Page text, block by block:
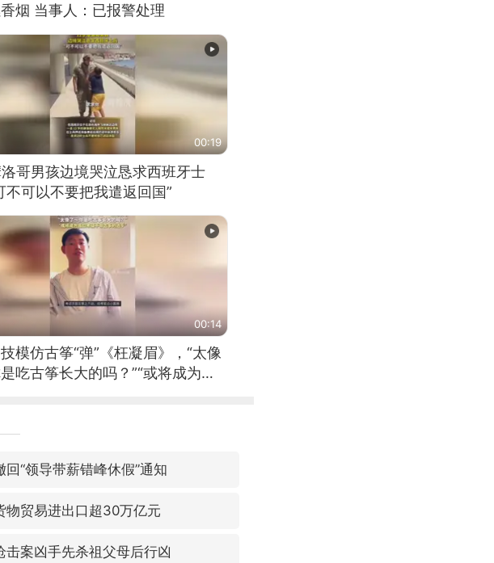
烟 当事人：已报警处理
00:19
哥男孩边境哭泣恳求西班牙士
不可以不要把我遣返回国”
00:14
模仿古筝“弹”《枉凝眉》，“太像
吃古筝长大的吗？”“或将成为首
回“领导带薪错峰休假”通知
物贸易进出口超30万亿元
击案凶手先杀祖父母后行凶